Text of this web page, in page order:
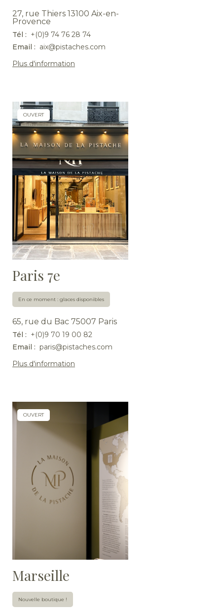
27, rue Thiers 13100 Aix-en-
Provence
Tél : +(0)9 74 76 28 74
Email : aix@pistaches.com
Plus d'information
OUVERT
Paris 7e
En ce moment : glaces disponibles
65, rue du Bac 75007 Paris
Tél : +(0)9 70 19 00 82
Email : paris@pistaches.com
Plus d'information
OUVERT
Marseille
Nouvelle boutique !